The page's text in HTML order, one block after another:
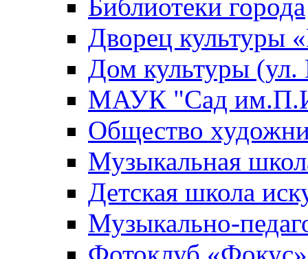
Библиотеки города
Дворец культуры
Дом культуры (ул.
МАУК "Сад
Общество
Музыкальная
Детская школа
Музыкально-